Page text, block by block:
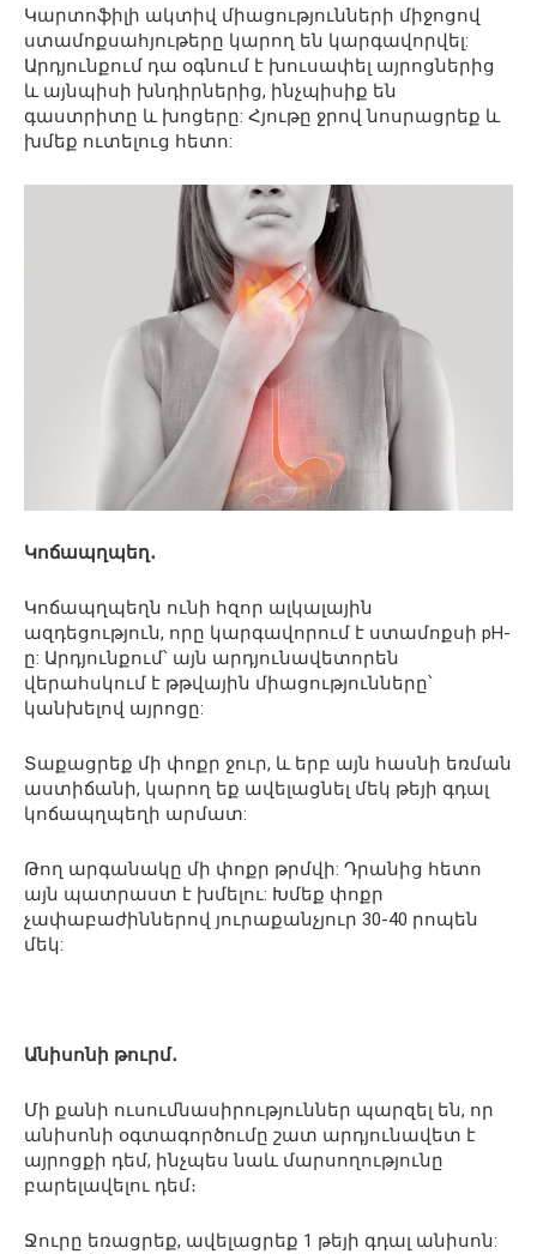
Կարտոֆիլի ակտիվ միացությունների միջոցով
ստամոքսահյութերը կարող են կարգավորվել:
Արդյունքում դա օգնում է խուսափել այրոցներից
և այնպիսի խնդիրներից, ինչպիսիք են
գաստրիտը և խոցերը: Հյութը ջրով նոսրացրեք և
խմեք ուտելուց հետո:
Կոճապղպեղ․
Կոճապղպեղն ունի հզոր ալկալային
ազդեցություն, որը կարգավորում է ստամոքսի pH-
ը: Արդյունքում՝ այն արդյունավետորեն
վերահսկում է թթվային միացությունները՝
կանխելով այրոցը:
Տաքացրեք մի փոքր ջուր, և երբ այն հասնի եռման
աստիճանի, կարող եք ավելացնել մեկ թեյի գդալ
կոճապղպեղի արմատ:
Թող արգանակը մի փոքր թրմվի: Դրանից հետո
այն պատրաստ է խմելու: Խմեք փոքր
չափաբաժիններով յուրաքանչյուր 30-40 րոպեն
մեկ:
Անիսոնի թուրմ․
Մի քանի ուսումնասիրություններ պարզել են, որ
անիսոնի օգտագործումը շատ արդյունավետ է
այրոցքի դեմ, ինչպես նաև մարսողությունը
բարելավելու դեմ։
Ջուրը եռացրեք, ավելացրեք 1 թեյի գդալ անիսոն: